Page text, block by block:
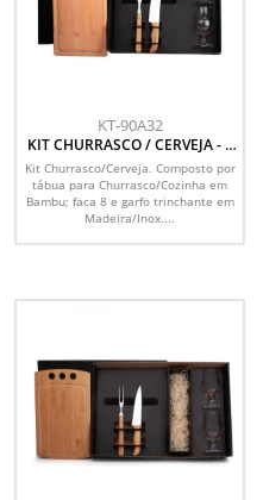
KT-90A32
KIT CHURRASCO / CERVEJA - 5
PÇS
Kit Churrasco/Cerveja. Composto por
tábua para Churrasco/Cozinha em
Bambu; faca 8 e garfo trinchante em
Madeira/Inox....